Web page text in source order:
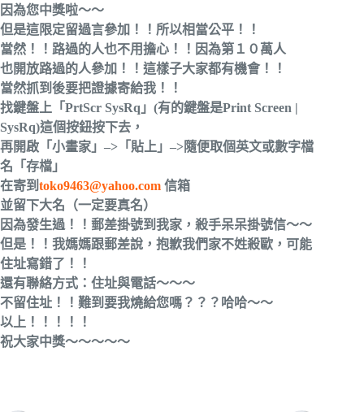
因為您中獎啦～～
但是這限定留過言參加！！所以相當公平！！
當然！！路過的人也不用擔心！！因為第１０萬人
也開放路過的人參加！！ 這樣子大家都有機會！！
當然抓到後要把證據寄給我！！
找鍵盤上「PrtScr SysRq」(有的鍵盤是Print Screen |
SysRq)這個按鈕按下去，
再開啟「小畫家」–>「貼上」–>隨便取個英文或數字檔
名「存檔」
在寄到 toko9463@yahoo.com 信箱
並留下大名（一定要真名）
因為發生過！！郵差掛號到我家，殺手呆呆掛號信～～
但是！！我媽媽跟郵差說，抱歉我們家不姓殺歐，可能
住址寫錯了！！
還有聯絡方式：住址與電話～～～
不留住址！！難到要我燒給您嗎？？？哈哈～～
以上！！！！！
祝大家中獎～～～～～